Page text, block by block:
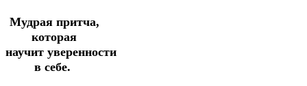
Мудрая притча,
которая
научит уверенности
в себе.